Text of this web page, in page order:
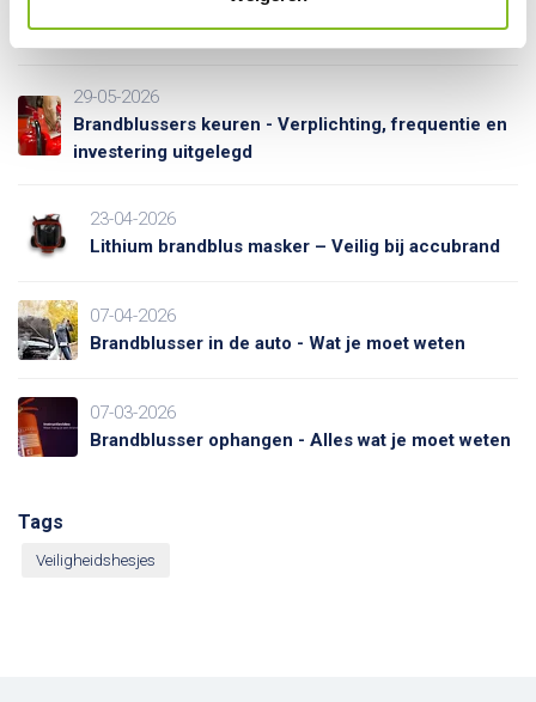
Schuimblusser vs. Poederblusser – Welke kies jij?
29-05-2026
Brandblussers keuren - Verplichting, frequentie en
investering uitgelegd
23-04-2026
Lithium brandblus masker – Veilig bij accubrand
07-04-2026
Brandblusser in de auto - Wat je moet weten
07-03-2026
Brandblusser ophangen - Alles wat je moet weten
Tags
Veiligheidshesjes